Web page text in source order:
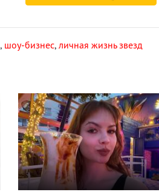
, шоу-бизнес, личная жизнь звезд